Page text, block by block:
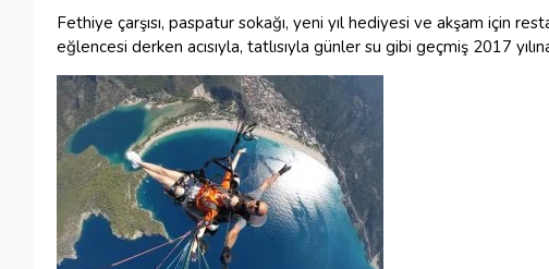
Fethiye çarşısı, paspatur sokağı, yeni yıl hediyesi ve akşam için
eğlencesi derken acısıyla, tatlısıyla günler su gibi geçmiş 2017